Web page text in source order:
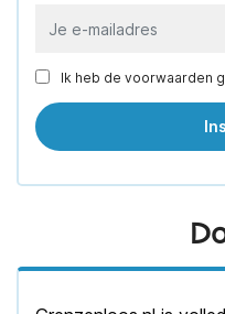
Ik heb de voorwaarden